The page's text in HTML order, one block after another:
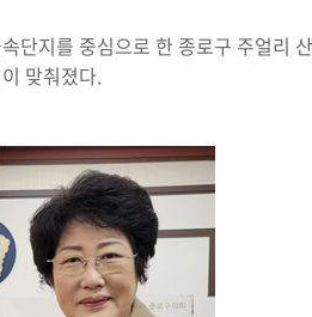
단지를 중심으로 한 종로구 주얼리
맞춰졌다.